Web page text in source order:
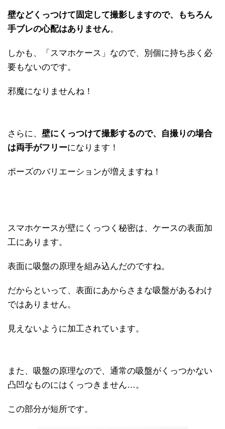
壁などくっつけて固定して撮影しますので、もちろん
手ブレの心配はありません。
しかも、「スマホケース」なので、別個に持ち歩く必
要もないのです。
邪魔になりませんね！
さらに、 壁にくっつけて撮影するので、自撮りの場合
は両手がフリーになります！
ポーズのバリエーションが増えますね！
スマホケースが壁にくっつく秘密は、ケースの表面加
工にあります。
表面に吸盤の原理を組み込んだのですね。
だからといって、表面にあからさまな吸盤があるわけ
ではありません。
見えないように加工されています。
また、吸盤の原理なので、通常の吸盤がくっつかない
凸凹なものにはくっつきません…。
この部分が短所です。